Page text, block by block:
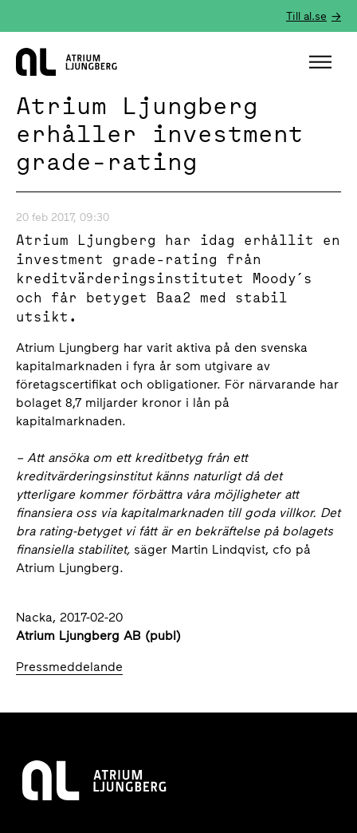
Till al.se
Hem
Atrium Ljungberg
erhåller investment
grade-rating
20 feb 2017, 09:30
Atrium Ljungberg har idag erhållit en
investment grade-rating från
kreditvärderingsinstitutet Moody´s
och får betyget Baa2 med stabil
utsikt.
Atrium Ljungberg har varit aktiva på den svenska
kapitalmarknaden i fyra år som utgivare av
företagscertifikat och obligationer. För närvarande har
bolaget 8,7 miljarder kronor i lån på
kapitalmarknaden.
– Att ansöka om ett kreditbetyg från ett
kreditvärderingsinstitut känns naturligt då det
ytterligare kommer förbättra våra möjligheter att
finansiera oss via kapitalmarknaden till goda villkor. Det
bra rating-betyget vi fått är en bekräftelse på bolagets
finansiella stabilitet, säger Martin Lindqvist, cfo på
Atrium Ljungberg.
Nacka, 2017-02-20
Atrium Ljungberg AB (publ)
Pressmeddelande